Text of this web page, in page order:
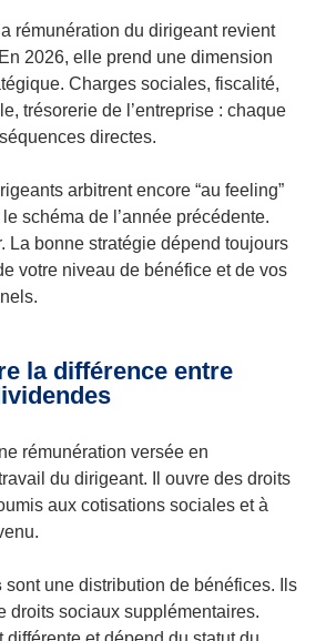
rémunération du dirigeant revient
2026, elle prend une dimension
Charges sociales, fiscalité,
trésorerie de l’entreprise : chaque
directes.
arbitrent encore “au feeling”
schéma de l’année précédente.
La bonne stratégie dépend toujours
votre niveau de bénéfice et de vos
la différence entre
rémunération versée en
du dirigeant. Il ouvre des droits
aux cotisations sociales et à
sont une distribution de bénéfices. Ils
droits sociaux supplémentaires.